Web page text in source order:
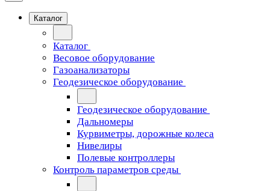
Каталог
Каталог
Весовое оборудование
Газоанализаторы
Геодезическое оборудование
Геодезическое оборудование
Дальномеры
Курвиметры, дорожные колеса
Нивелиры
Полевые контроллеры
Контроль параметров среды